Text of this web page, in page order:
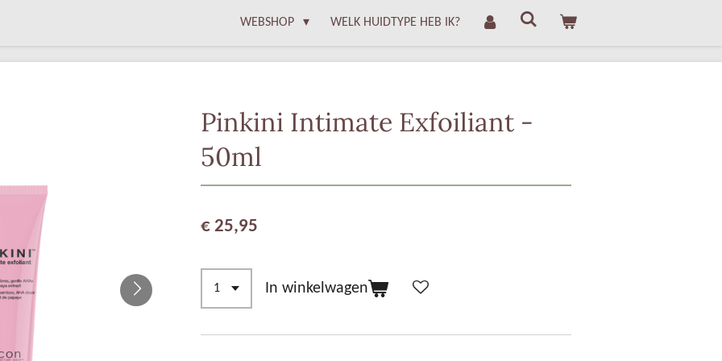
WEBSHOP WELK HUIDTYPE HEB IK?
Pinkini Intimate Exfoiliant -
50ml
€ 25,95
In winkelwagen